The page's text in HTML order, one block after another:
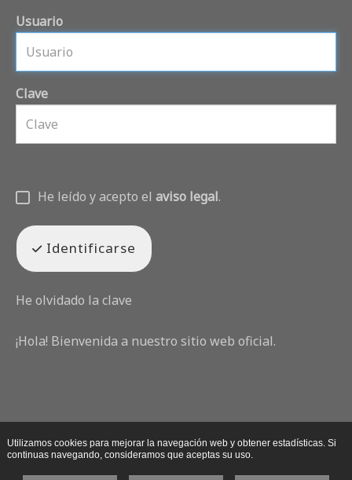
Usuario
Clave
He leído y acepto el aviso legal.
Identificarse
He olvidado la clave
¡Hola! Bienvenida a nuestro sitio web oficial.
Utilizamos cookies para mejorar la navegación web y obtener estadísticas. Si
continuas navegando, consideramos que aceptas su uso.